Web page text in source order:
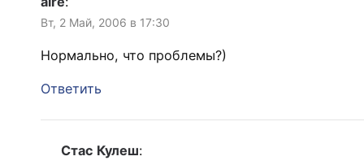
Вт, 2 Май, 2006 в 17:30
Нормально, что проблемы?)
Ответить
Стас Кулеш: